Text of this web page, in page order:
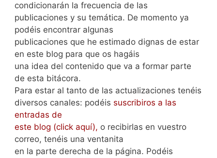
condicionarán la frecuencia de las
publicaciones y su temática. De momento ya
podéis encontrar algunas
publicaciones que he estimado dignas de estar
en este blog para que os hagáis
una idea del contenido que va a formar parte
de esta bitácora.
Para estar al tanto de las actualizaciones tenéis
diversos canales: podéis suscribiros a las
entradas de
este blog (click aquí), o recibirlas en vuestro
correo, tenéis una ventanita
en la parte derecha de la página. Podéis